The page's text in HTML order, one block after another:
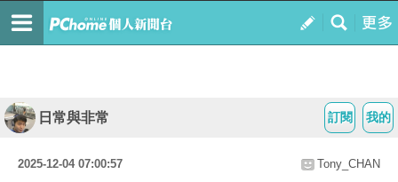
我的
訂閱
日常與非常
2025-12-04 07:00:57 Tony_CHAN